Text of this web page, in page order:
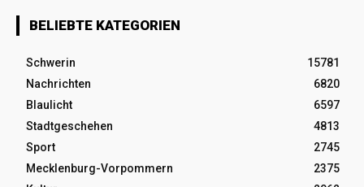
BELIEBTE KATEGORIEN
Schwerin
15781
Nachrichten
6820
Blaulicht
6597
Stadtgeschehen
4813
Sport
2745
Mecklenburg-Vorpommern
2375